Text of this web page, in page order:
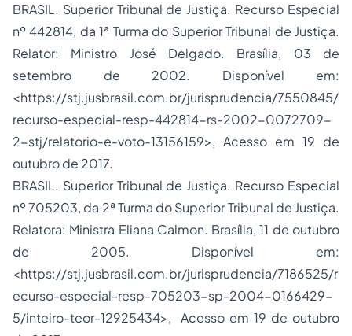
BRASIL. Superior Tribunal de Justiça. Recurso Especial
nº 442814, da 1ª Turma do Superior Tribunal de Justiça.
Relator: Ministro José Delgado. Brasília, 03 de
setembro de 2002. Disponível em:
<https://stj.jusbrasil.com.br/jurisprudencia/7550845/
recurso-especial-resp-442814-rs-2002-0072709-
2-stj/relatorio-e-voto-13156159>, Acesso em 19 de
outubro de 2017.
BRASIL. Superior Tribunal de Justiça. Recurso Especial
nº 705203, da 2ª Turma do Superior Tribunal de Justiça.
Relatora: Ministra Eliana Calmon. Brasília, 11 de outubro
de 2005. Disponível em:
<https://stj.jusbrasil.com.br/jurisprudencia/7186525/r
ecurso-especial-resp-705203-sp-2004-0166429-
5/inteiro-teor-12925434>, Acesso em 19 de outubro